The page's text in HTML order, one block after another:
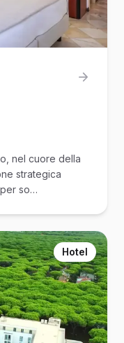
nel cuore della
strategica
so…
Hotel